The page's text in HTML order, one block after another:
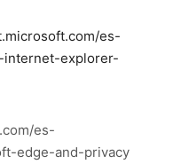
es-
internet-explorer-
es-
edge-and-privacy